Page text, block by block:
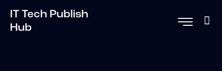
IT Tech Publish
Hub